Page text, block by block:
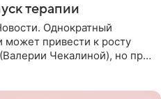
терапии
Однократный
может привести к росту
Чекалиной), но при